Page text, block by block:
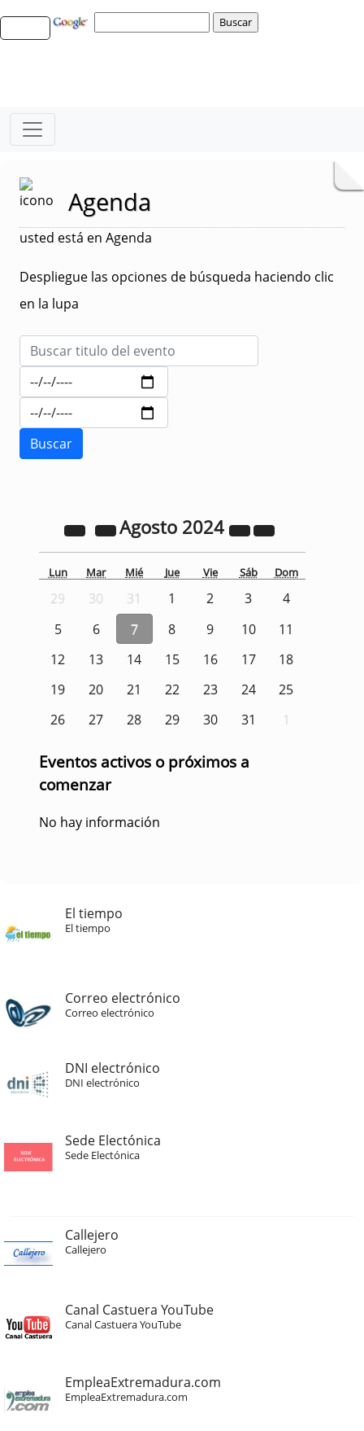
Agenda
usted está en Agenda
Despliegue las opciones de búsqueda haciendo clic
en la lupa
Agosto 2024
Lun Mar Mié Jue Vie Sáb Dom
29 30 31 1 2 3
4
5
6 7 8 9 10
11
12
13 14 15 16 17
18
19
20 21 22 23 24
25
26
27 28 29 30 31 1
Eventos activos o próximos a
comenzar
No hay información
El tiempo
El tiempo
Correo electrónico
Correo electrónico
DNI electrónico
DNI electrónico
Sede Electónica
Sede Electónica
Callejero
Callejero
Canal Castuera YouTube
Canal Castuera YouTube
EmpleaExtremadura.com
EmpleaExtremadura.com